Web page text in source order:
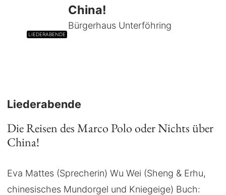
LIEDERABENDE
China!
Bürgerhaus Unterföhring
Liederabende
Die Reisen des Marco Polo oder Nichts über
China!
Eva Mattes (Sprecherin) Wu Wei (Sheng & Erhu,
chinesisches Mundorgel und Kniegeige) Buch: